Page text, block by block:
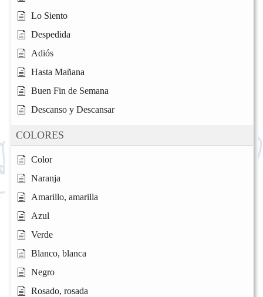
Lo Siento
Despedida
Adiós
Hasta Mañana
Buen Fin de Semana
Descanso y Descansar
COLORES
Color
Naranja
Amarillo, amarilla
Azul
Verde
Blanco, blanca
Negro
Rosado, rosada